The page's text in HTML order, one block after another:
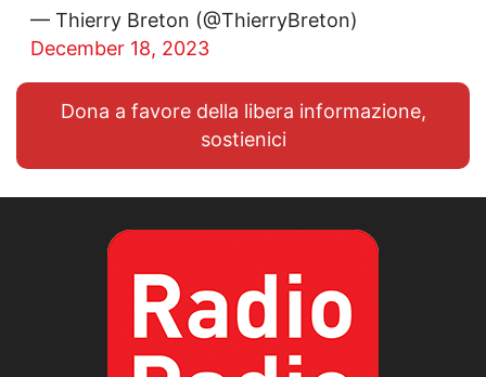
— Thierry Breton (@ThierryBreton)
December 18, 2023
Dona a favore della libera informazione,
sostienici